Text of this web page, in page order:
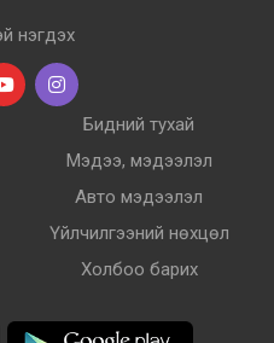
нэгдэх
Бидний тухай
Мэдээ, мэдээлэл
Авто мэдээлэл
Үйлчилгээний нөхцөл
Холбоо барих